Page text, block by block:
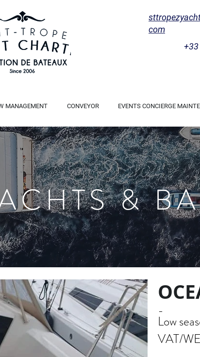
com
MANAGEMENT CONVEYOR EVENTS CONCIERGE
-
Low
VAT/
&